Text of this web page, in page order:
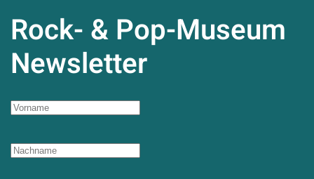
Rock- & Pop-Museum
Newsletter